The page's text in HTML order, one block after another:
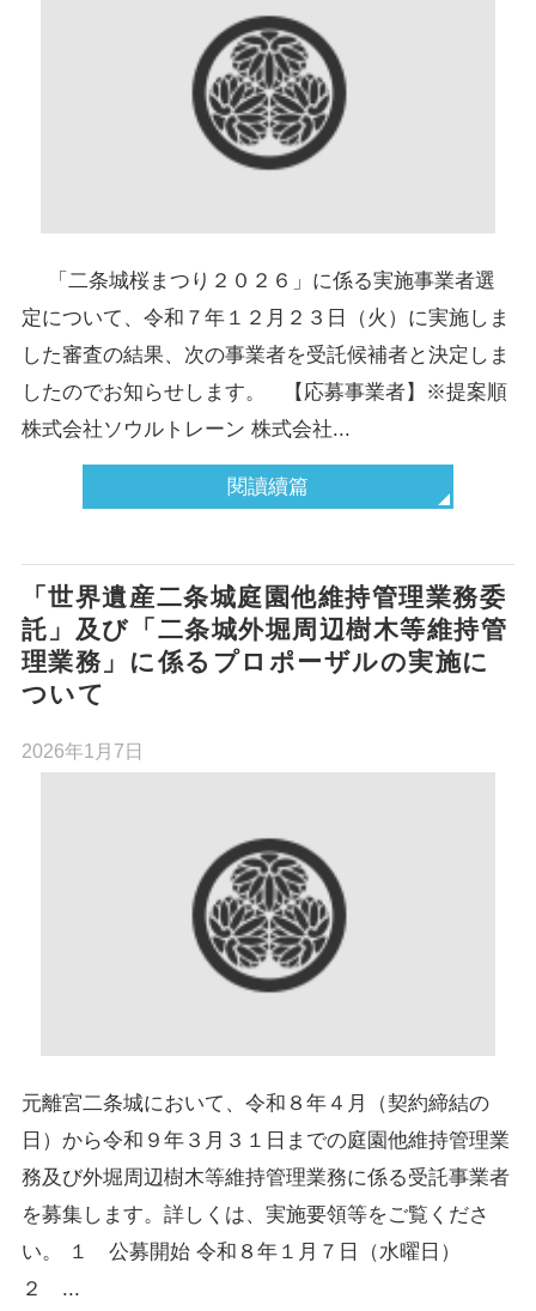
「二条城桜まつり２０２６」に係る実施事業者選
定について、令和７年１２月２３日（火）に実施しま
した審査の結果、次の事業者を受託候補者と決定しま
したのでお知らせします。 【応募事業者】※提案順
株式会社ソウルトレーン 株式会社...
閱讀續篇
「世界遺産二条城庭園他維持管理業務委
託」及び「二条城外堀周辺樹木等維持管
理業務」に係るプロポーザルの実施に
ついて
2026年1月7日
元離宮二条城において、令和８年４月（契約締結の
日）から令和９年３月３１日までの庭園他維持管理業
務及び外堀周辺樹木等維持管理業務に係る受託事業者
を募集します。詳しくは、実施要領等をご覧くださ
い。 １ 公募開始 令和８年１月７日（水曜日）
２ ...